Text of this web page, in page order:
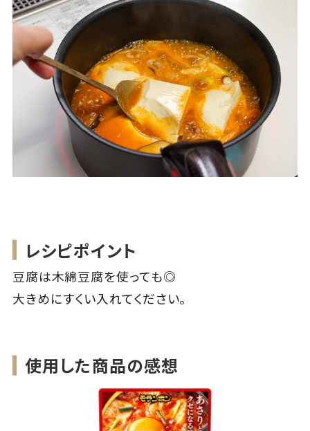
レシピポイント
豆腐は木綿豆腐を使っても◎
大きめにすくい入れてください。
使用した商品の感想